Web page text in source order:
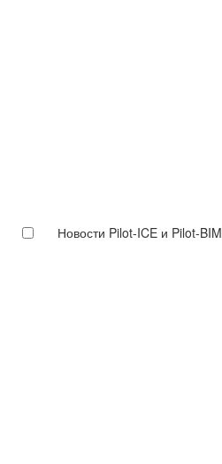
Новости Pilot-ICE и Pilot-BIM